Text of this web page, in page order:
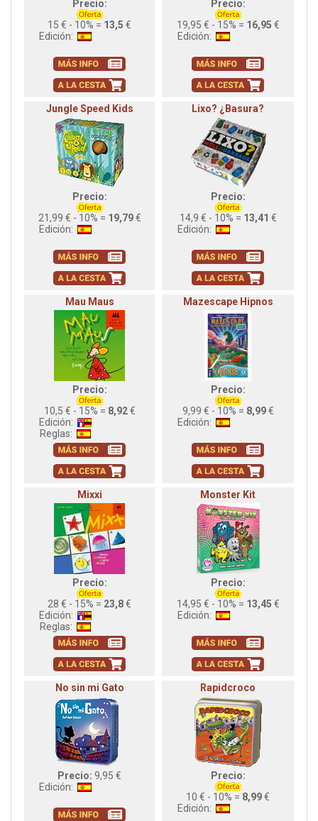
Precio:
15 € - 10% = 13,5 €
Edición:
Precio:
19,95 € - 15% = 16,95 €
Edición:
Jungle Speed Kids
Precio:
21,99 € - 10% = 19,79€
Edición:
Lixo? ¿Basura?
Precio:
14,9 € - 10% = 13,41 €
Edición:
Mau Maus
Precio:
10,5 € - 15% = 8,92€
Edición:
Reglas:
Mazescape Hipnos
Precio:
9,99 € - 10% = 8,99€
Edición:
Mixxi
Precio:
28 € - 15% = 23,8€
Edición:
Reglas:
Monster Kit
Precio:
14,95 € - 10% = 13,45 €
Edición:
No sin mi Gato
Precio: 9,95 €
Edición:
Rapidcroco
Precio:
10 € - 10% = 8,99€
Edición: